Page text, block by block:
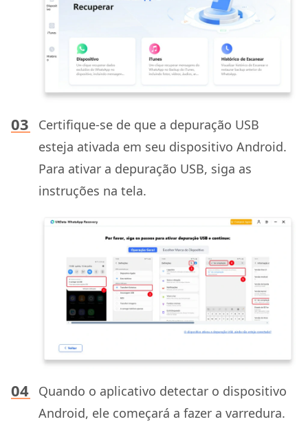
Certifique-se de que a depuração USB
esteja ativada em seu dispositivo Android.
Para ativar a depuração USB, siga as
instruções na tela.
Quando o aplicativo detectar o dispositivo
Android, ele começará a fazer a varredura.